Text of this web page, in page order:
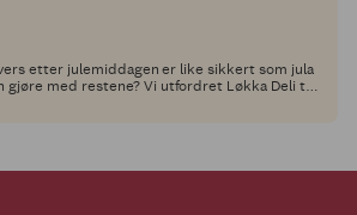
etter julemiddagen er like sikkert som jula
gjøre med restene? Vi utfordret Løkka Deli til